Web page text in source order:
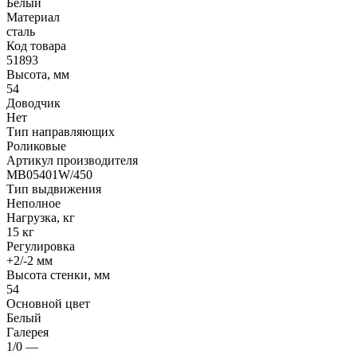
Материал
сталь
Код товара
51893
Высота, мм
54
Доводчик
Нет
Тип направляющих
Роликовые
Артикул производителя
MB05401W/450
Тип выдвижения
Неполное
Нагрузка, кг
15 кг
Регулировка
+2/-2 мм
Высота стенки, мм
54
Основной цвет
Белый
Галерея
1/0 —